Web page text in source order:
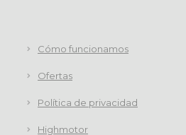
Cómo funcionamos
Ofertas
Política de privacidad
Highmotor